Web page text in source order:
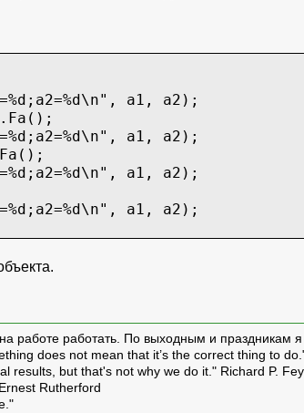
a1, a2);
a1, a2);
a1, a2);
a1, a2);
работе работать. По выходным и праздникам
does not mean that it’s the correct thing to
results, but that's not why we do it." Richard P.
Rutherford